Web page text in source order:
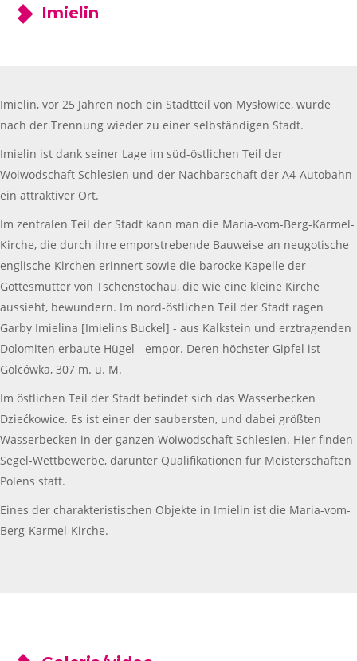
Imielin
Imielin, vor 25 Jahren noch ein Stadtteil von Mysłowice, wurde
nach der Trennung wieder zu einer selbständigen Stadt.
Imielin ist dank seiner Lage im süd-östlichen Teil der
Woiwodschaft Schlesien und der Nachbarschaft der A4-Autobahn
ein attraktiver Ort.
Im zentralen Teil der Stadt kann man die Maria-vom-Berg-Karmel-
Kirche, die durch ihre emporstrebende Bauweise an neugotische
englische Kirchen erinnert sowie die barocke Kapelle der
Gottesmutter von Tschenstochau, die wie eine kleine Kirche
aussieht, bewundern. Im nord-östlichen Teil der Stadt ragen
Garby Imielina [Imielins Buckel] - aus Kalkstein und erztragenden
Dolomiten erbaute Hügel - empor. Deren höchster Gipfel ist
Golcówka, 307 m. ü. M.
Im östlichen Teil der Stadt befindet sich das Wasserbecken
Dziećkowice. Es ist einer der saubersten, und dabei größten
Wasserbecken in der ganzen Woiwodschaft Schlesien. Hier finden
Segel-Wettbewerbe, darunter Qualifikationen für Meisterschaften
Polens statt.
Eines der charakteristischen Objekte in Imielin ist die Maria-vom-
Berg-Karmel-Kirche.